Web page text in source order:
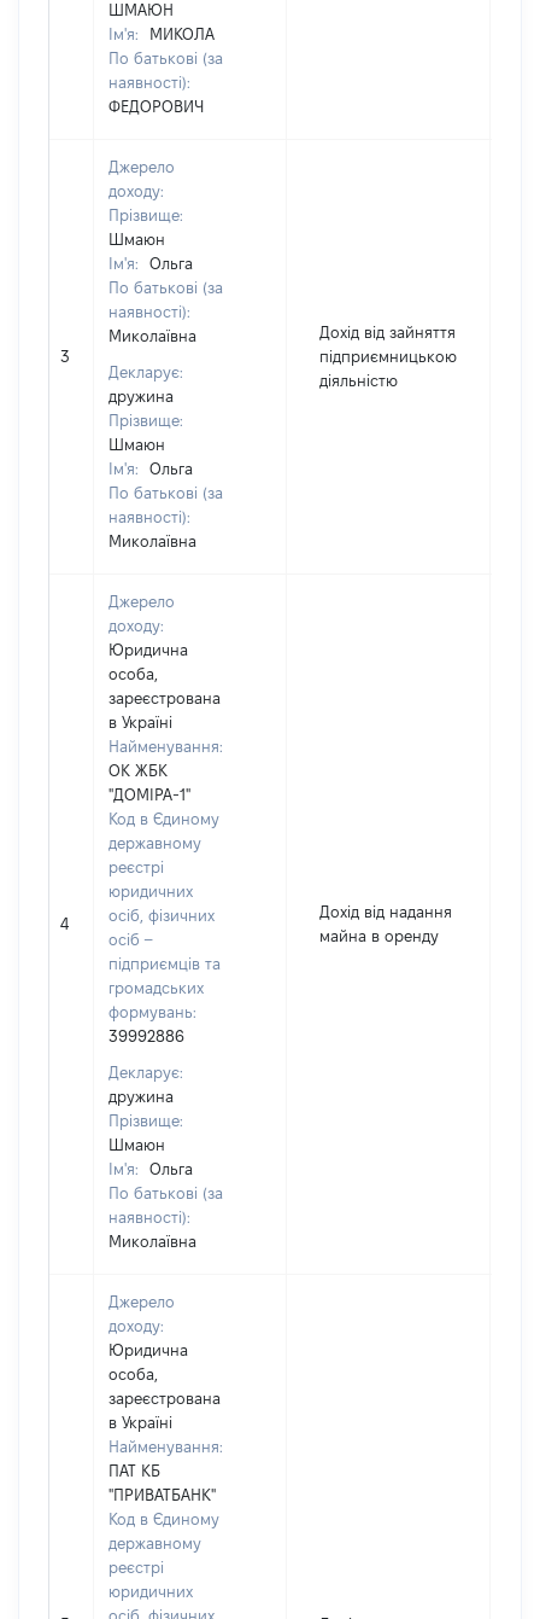
ШМАЮН
Ім'я:
МИКОЛА
По батькові (за
наявності):
ФЕДОРОВИЧ
3
Джерело
доходу:
Прізвище:
Шмаюн
Ім'я:
Ольга
По батькові (за
наявності):
Миколаївна
Декларує:
дружина
Прізвище:
Шмаюн
Ім'я:
Ольга
По батькові (за
наявності):
Миколаївна
Дохід від зайняття
підприємницькою
діяльністю
4
Джерело
доходу:
Юридична
особа,
зареєстрована
в Україні
Найменування:
ОК ЖБК
"ДОМІРА-1"
Код в Єдиному
державному
реєстрі
юридичних
осіб, фізичних
осіб –
підприємців та
громадських
формувань:
39992886
Декларує:
дружина
Прізвище:
Шмаюн
Ім'я:
Ольга
По батькові (за
наявності):
Миколаївна
Дохід від надання
майна в оренду
Джерело
доходу:
Юридична
особа,
зареєстрована
в Україні
Найменування:
ПАТ КБ
"ПРИВАТБАНК"
Код в Єдиному
державному
реєстрі
юридичних
осіб, фізичних